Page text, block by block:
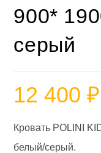
900*
серый
12 400₽
Кровать POLINI
белый/серый.